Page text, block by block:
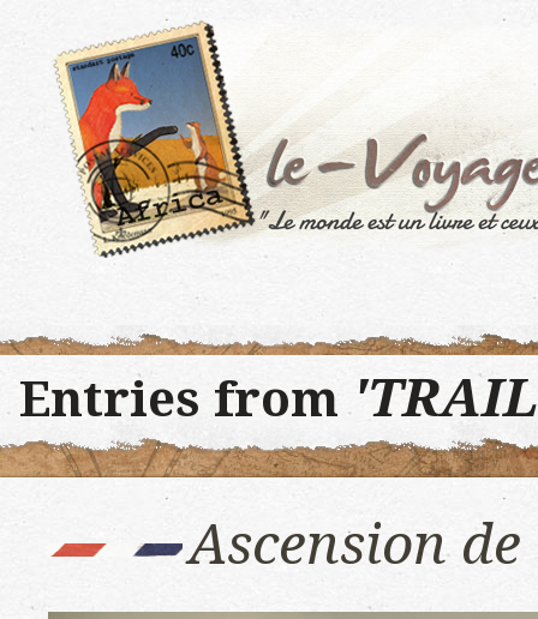
Entries from
Ascension